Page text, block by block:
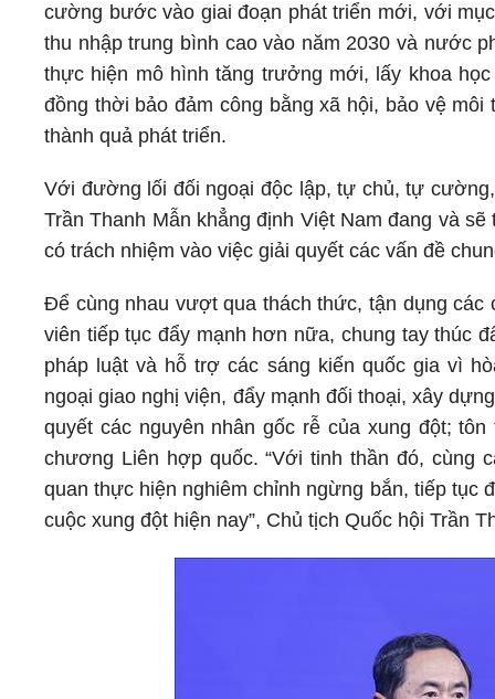
cường bước vào giai đoạn phát triển mới, với
thu nhập trung bình cao vào năm 2030 và nước
thực hiện mô hình tăng trưởng mới, lấy khoa
đồng thời bảo đảm công bằng xã hội, bảo vệ
thành quả phát triển.
Với đường lối đối ngoại độc lập, tự chủ, tự
Trần Thanh Mẫn khẳng định Việt Nam đang và
có trách nhiệm vào việc giải quyết các vấn đề
Để cùng nhau vượt qua thách thức, tận dụng các
viên tiếp tục đẩy mạnh hơn nữa, chung tay thúc
pháp luật và hỗ trợ các sáng kiến quốc gia vì
ngoại giao nghị viện, đẩy mạnh đối thoại, xây
quyết các nguyên nhân gốc rễ của xung đột;
chương Liên hợp quốc. “Với tinh thần đó, cùng
quan thực hiện nghiêm chỉnh ngừng bắn, tiếp tục
cuộc xung đột hiện nay”, Chủ tịch Quốc hội Trần